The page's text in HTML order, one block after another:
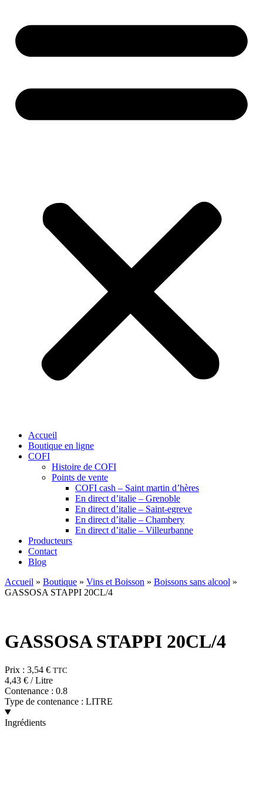
Accueil
Boutique en ligne
COFI
Histoire de COFI
Points de vente
COFI cash – Saint martin d’hères
En direct d’italie – Grenoble
En direct d’italie – Saint-egreve
En direct d’italie – Chambery
En direct d’italie – Villeurbanne
Producteurs
Contact
Blog
Accueil » Boutique » Vins et Boisson » Boissons sans alcool »
GASSOSA STAPPI 20CL/4
GASSOSA STAPPI 20CL/4
Prix : 3,54 € TTC
4,43 € / Litre
Contenance : 0.8
Type de contenance : LITRE
Ingrédients